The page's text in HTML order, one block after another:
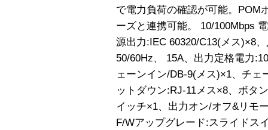
で電力負荷の確認が可能。POM
ーズと連携可能。 10/100Mbps
源出力:IEC 60320/C13(メス)×8
50/60Hz、 15A、出力定格電力
ェーンイン/DB-9(メス)×1、チ
ットダウン:RJ-11メス×8、ボタ
イッチ×1、出力オン/オフ&リモ
F/Wアップグレード:スライドス